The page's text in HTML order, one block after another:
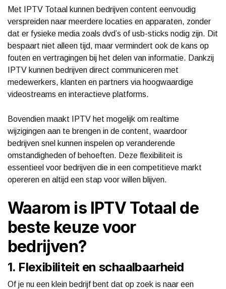
Met IPTV Totaal kunnen bedrijven content eenvoudig
verspreiden naar meerdere locaties en apparaten, zonder
dat er fysieke media zoals dvd’s of usb-sticks nodig zijn. Dit
bespaart niet alleen tijd, maar vermindert ook de kans op
fouten en vertragingen bij het delen van informatie. Dankzij
IPTV kunnen bedrijven direct communiceren met
medewerkers, klanten en partners via hoogwaardige
videostreams en interactieve platforms.
Bovendien maakt IPTV het mogelijk om realtime
wijzigingen aan te brengen in de content, waardoor
bedrijven snel kunnen inspelen op veranderende
omstandigheden of behoeften. Deze flexibiliteit is
essentieel voor bedrijven die in een competitieve markt
opereren en altijd een stap voor willen blijven.
Waarom is IPTV Totaal de
beste keuze voor
bedrijven?
1. Flexibiliteit en schaalbaarheid
Of je nu een klein bedrijf bent dat op zoek is naar een